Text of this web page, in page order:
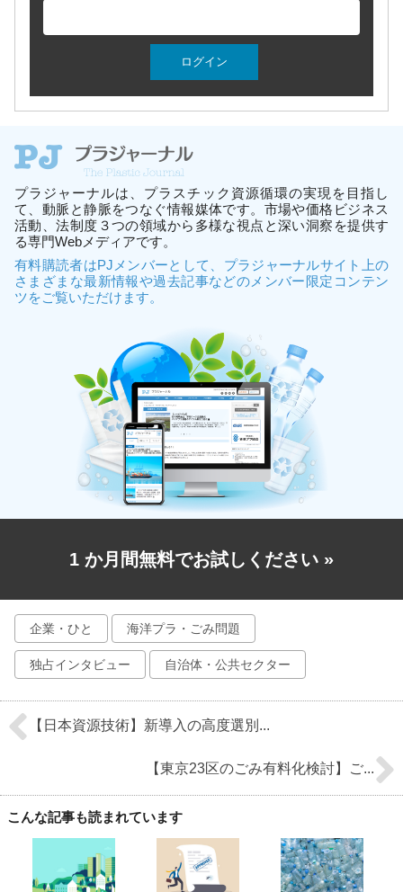
プラジャーナルは、プラスチック資源循環の実現を目指し
て、動脈と静脈をつなぐ情報媒体です。市場や価格ビジネス
活動、法制度３つの領域から多様な視点と深い洞察を提供す
る専門Webメディアです。
有料購読者はPJメンバーとして、プラジャーナルサイト上の
さまざまな最新情報や過去記事などのメンバー限定コンテン
ツをご覧いただけます。
1 か月間無料でお試しください »
企業・ひと 海洋プラ・ごみ問題
独占インタビュー 自治体・公共セクター
【日本資源技術】新導入の高度選別...
【東京23区のごみ有料化検討】ご...
こんな記事も読まれています